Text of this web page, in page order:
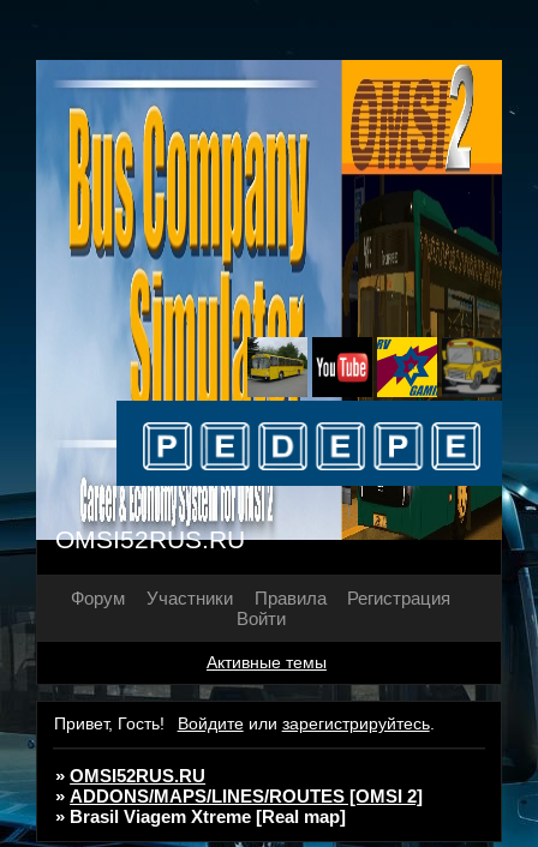
OMSI52RUS.RU
Форум Участники Правила
Регистрация
Войти
Активные темы
Привет, Гость! Войдитеили зарегистрируйтесь.
»OMSI52RUS.RU
»ADDONS/MAPS/LINES/ROUTES [OMSI 2]
» Brasil Viagem Xtreme [Real map]